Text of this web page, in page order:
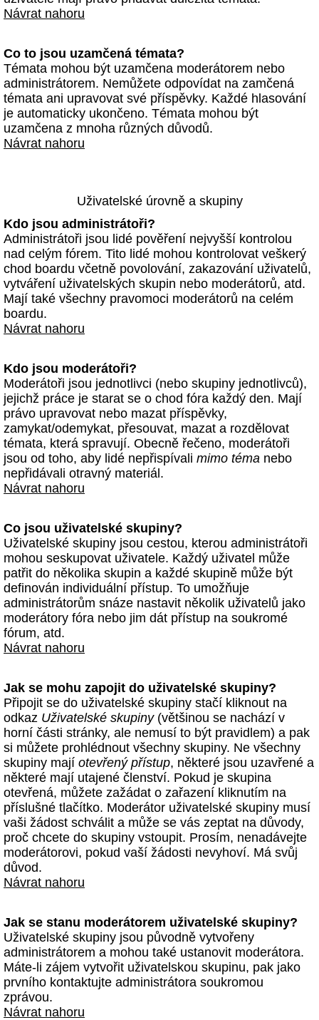
Návrat nahoru
Co to jsou uzamčená témata?
Témata mohou být uzamčena moderátorem nebo
administrátorem. Nemůžete odpovídat na zamčená
témata ani upravovat své příspěvky. Každé hlasování
je automaticky ukončeno. Témata mohou být
uzamčena z mnoha různých důvodů.
Návrat nahoru
Uživatelské úrovně a skupiny
Kdo jsou administrátoři?
Administrátoři jsou lidé pověření nejvyšší kontrolou
nad celým fórem. Tito lidé mohou kontrolovat veškerý
chod boardu včetně povolování, zakazování uživatelů,
vytváření uživatelských skupin nebo moderátorů, atd.
Mají také všechny pravomoci moderátorů na celém
boardu.
Návrat nahoru
Kdo jsou moderátoři?
Moderátoři jsou jednotlivci (nebo skupiny jednotlivců),
jejichž práce je starat se o chod fóra každý den. Mají
právo upravovat nebo mazat příspěvky,
zamykat/odemykat, přesouvat, mazat a rozdělovat
témata, která spravují. Obecně řečeno, moderátoři
jsou od toho, aby lidé nepřispívali mimo téma nebo
nepřidávali otravný materiál.
Návrat nahoru
Co jsou uživatelské skupiny?
Uživatelské skupiny jsou cestou, kterou administrátoři
mohou seskupovat uživatele. Každý uživatel může
patřit do několika skupin a každé skupině může být
definován individuální přístup. To umožňuje
administrátorům snáze nastavit několik uživatelů jako
moderátory fóra nebo jim dát přístup na soukromé
fórum, atd.
Návrat nahoru
Jak se mohu zapojit do uživatelské skupiny?
Připojit se do uživatelské skupiny stačí kliknout na
odkaz Uživatelské skupiny(většinou se nachází v
horní části stránky, ale nemusí to být pravidlem) a pak
si můžete prohlédnout všechny skupiny. Ne všechny
skupiny mají otevřený přístup, některé jsou uzavřené a
některé mají utajené členství. Pokud je skupina
otevřená, můžete zažádat o zařazení kliknutím na
příslušné tlačítko. Moderátor uživatelské skupiny musí
vaši žádost schválit a může se vás zeptat na důvody,
proč chcete do skupiny vstoupit. Prosím, nenadávejte
moderátorovi, pokud vaší žádosti nevyhoví. Má svůj
důvod.
Návrat nahoru
Jak se stanu moderátorem uživatelské skupiny?
Uživatelské skupiny jsou původně vytvořeny
administrátorem a mohou také ustanovit moderátora.
Máte-li zájem vytvořit uživatelskou skupinu, pak jako
prvního kontaktujte administrátora soukromou
zprávou.
Návrat nahoru